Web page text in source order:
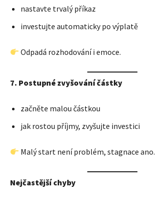
nastavte trvalý příkaz
investujte automaticky po výplatě
Odpadá rozhodování i emoce.
7. Postupné zvyšování částky
začněte malou částkou
jak rostou příjmy, zvyšujte investici
Malý start není problém, stagnace ano.
Nejčastější chyby